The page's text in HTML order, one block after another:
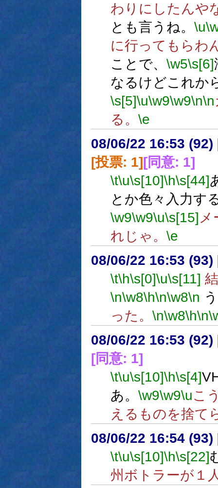
わりにしたんや
とも言うね。 \u
に行ってもらわ
ことで、 \w5\s[6]
なるけどこれか
\s[5]\u\w9\w9\n\n
る。 \e
08/06/22 16:53 (92)
[投票: 1][同意: 1]
\t\u\s[10]\h\s[44]
とか色々入力す
\w9\w9\u\s[15] メ
れじゃ。 \e
08/06/22 16:53 (93)
\t\h\s[0]\u\s[11]
\n\w8\h\n\w8\n
った。 \n\w8\h\n
08/06/22 16:53 (92)
[同意: 1]
\t\u\s[10]\h\s[4]
あ。 \w9\w9\uこ
えるものを捨て
08/06/22 16:54 (93)
\t\u\s[10]\h\s[22]
州ボトラーが１